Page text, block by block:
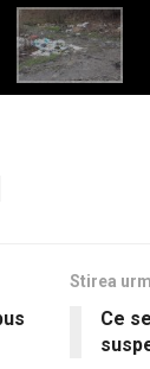
Stirea
Ce